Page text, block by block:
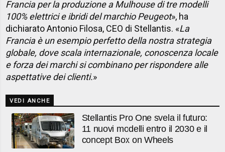
Francia per la produzione a Mulhouse di tre modelli
100% elettrici e ibridi del marchio Peugeot», ha
dichiarato Antonio Filosa, CEO di Stellantis. «La
Francia è un esempio perfetto della nostra strategia
globale, dove scala internazionale, conoscenza locale
e forza dei marchi si combinano per rispondere alle
aspettative dei clienti.»
VEDI ANCHE
Stellantis Pro One svela il futuro:
11 nuovi modelli entro il 2030 e il
concept Box on Wheels